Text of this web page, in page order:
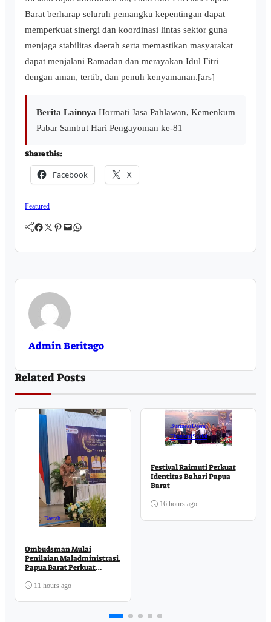
Barat berharap seluruh pemangku kepentingan dapat
memperkuat sinergi dan koordinasi lintas sektor guna
menjaga stabilitas daerah serta memastikan masyarakat
dapat menjalani Ramadan dan merayakan Idul Fitri
dengan aman, tertib, dan penuh kenyamanan.[ars]
Berita Lainnya Hormati Jasa Pahlawan, Kemenkum
Pabar Sambut Hari Pengayoman ke-81
Share this:
Facebook X
Featured
Facebook Twitter Pinterest Mail WhatsApp
Admin Beritago
Related Posts
Daerah
Ombudsman Mulai
Penilaian Maladministrasi,
Papua Barat Perkuat
Publik
11 hours ago
BusinessDaerah
EkonomiSosial
Festival Raimuti Perkuat
Identitas Bahari Papua
Barat
16 hours ago